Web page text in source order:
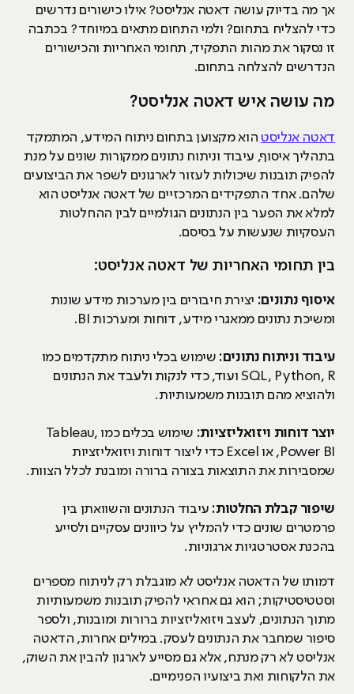
אך מה בדיוק עושה דאטה אנליסט? אילו כישורים נדרשים
כדי להצליח בתחום? ולמי התחום מתאים במיוחד? בכתבה
זו נסקור את מהות התפקיד, תחומי האחריות והכישורים
הנדרשים להצלחה בתחום.
מה עושה איש דאטה אנליסט?
דאטה אנליסט הוא מקצוען בתחום ניתוח המידע, המתמקד
בתהליך איסוף, עיבוד וניתוח נתונים ממקורות שונים על מנת
להפיק תובנות שיכולות לעזור לארגונים לשפר את הביצועים
שלהם. אחד התפקידים המרכזיים של דאטה אנליסט הוא
למלא את הפער בין הנתונים הגולמיים לבין ההחלטות
העסקיות שנעשות על בסיסם.
בין תחומי האחריות של דאטה אנליסט:
איסוף נתונים: יצירת חיבורים בין מערכות מידע שונות
ומשיכת נתונים ממאגרי מידע, דוחות ומערכות BI.
עיבוד וניתוח נתונים: שימוש בכלי ניתוח מתקדמים כמו
SQL, Python, R ועוד, כדי לנקות ולעבד את הנתונים
ולהוציא מהם תובנות משמעותיות.
יוצר דוחות ויזואליזציות:
שימוש בכלים כמו Tableau,
Power BI, או Excel כדי ליצור דוחות ויזואליזציות
שמסבירות את התוצאות בצורה ברורה ומובנת לכלל הצוות.
שיפור קבלת החלטות: עיבוד הנתונים והשוואתן בין
פרמטרים שונים כדי להמליץ על כיוונים עסקיים ולסייע
בהכנת אסטרטגיות ארגוניות.
דמותו של הדאטה אנליסט לא מוגבלת רק לניתוח מספרים
וסטטיסטיקות; הוא גם אחראי להפיק תובנות משמעותיות
מתוך הנתונים, לעצב ויזואליזציות ברורות ומובנות, ולספר
סיפור שמחבר את הנתונים לעסק. במילים אחרות, הדאטה
אנליסט לא רק מנתח, אלא גם מסייע לארגון להבין את השוק,
את הלקוחות ואת ביצועיו הפנימיים.